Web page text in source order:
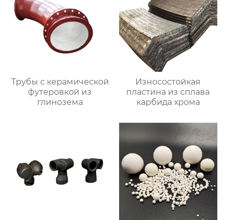
Трубы с керамической
футеровкой из
глинозема
Износостойкая
пластина из сплава
карбида хрома